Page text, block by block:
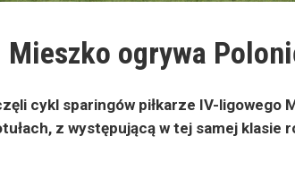
ogrywa
cykl sparingów piłkarze IV-ligowego
z występującą w tej samej klasie